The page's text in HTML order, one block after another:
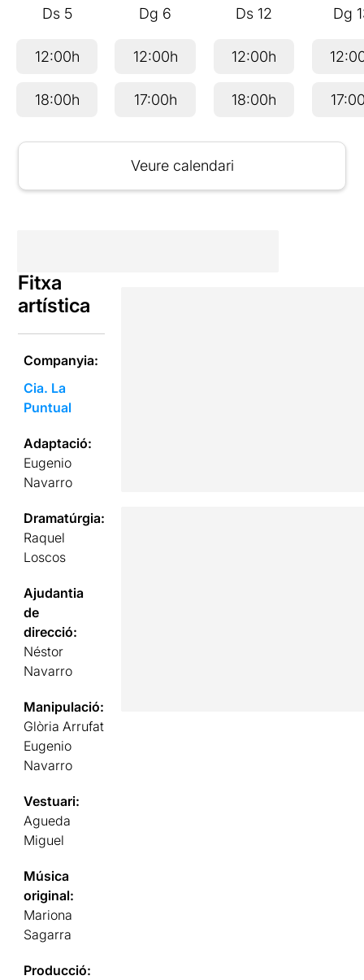
Ds 5
12:00h
18:00h
Dg 6
12:00h
17:00h
Ds 12
12:00h
18:00h
Dg
Veure calendari
Fitxa
artística
Companyia:
Cia. La
Puntual
Adaptació:
Eugenio
Navarro
Dramatúrgia:
Raquel
Loscos
Ajudantia
de
direcció:
Néstor
Navarro
Manipulació:
Glòria Arrufat
Eugenio
Navarro
Vestuari:
Agueda
Miguel
Música
original:
Mariona
Sagarra
Producció: